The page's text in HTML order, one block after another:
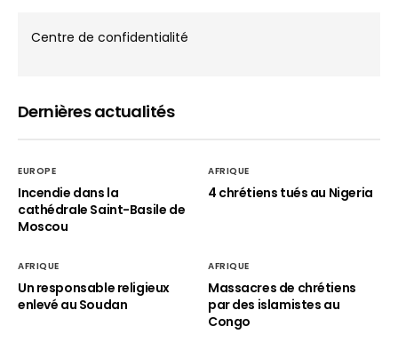
Centre de confidentialité
Dernières actualités
EUROPE
Incendie dans la
cathédrale Saint-Basile de
Moscou
AFRIQUE
4 chrétiens tués au Nigeria
AFRIQUE
Un responsable religieux
enlevé au Soudan
AFRIQUE
Massacres de chrétiens
par des islamistes au
Congo